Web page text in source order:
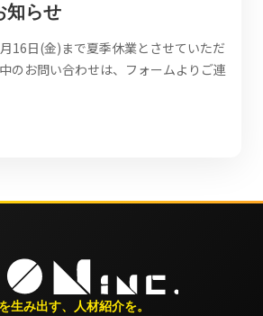
知らせ
16日(金)まで夏季休業とさせていただ
のお問い合わせは、フォームよりご連
生み出す、人材紹介を。